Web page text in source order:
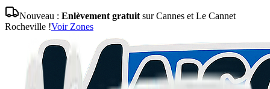
Nouveau : Enlèvement gratuit sur Cannes et Le Cannet
Rocheville !Voir Zones